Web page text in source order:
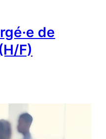
de
F)